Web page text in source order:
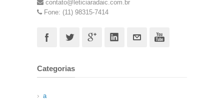
contato@leticiaradaic.com.br
Fone: (11) 98315-7414
Categorias
a